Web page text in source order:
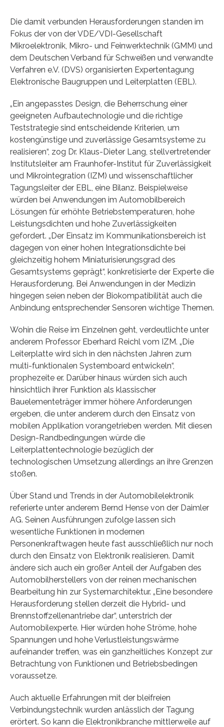
Die damit verbunden Herausforderungen standen im
Fokus der von der VDE/VDI-Gesellschaft
Mikroelektronik, Mikro- und Feinwerktechnik (GMM) und
dem Deutschen Verband für Schweißen und verwandte
Verfahren e.V. (DVS) organisierten Expertentagung
Elektronische Baugruppen und Leiterplatten (EBL).
„Ein angepasstes Design, die Beherrschung einer
geeigneten Aufbautechnologie und die richtige
Teststrategie sind entscheidende Kriterien, um
kostengünstige und zuverlässige Gesamtsysteme zu
realisieren“, zog Dr. Klaus-Dieter Lang, stellvertretender
Institutsleiter am Fraunhofer-Institut für Zuverlässigkeit
und Mikrointegration (IZM) und wissenschaftlicher
Tagungsleiter der EBL, eine Bilanz. Beispielweise
würden bei Anwendungen im Automobilbereich
Lösungen für erhöhte Betriebstemperaturen, hohe
Leistungsdichten und hohe Zuverlässigkeiten
gefordert. „Der Einsatz im Kommunikationsbereich ist
dagegen von einer hohen Integrationsdichte bei
gleichzeitig hohem Miniaturisierungsgrad des
Gesamtsystems geprägt“, konkretisierte der Experte die
Herausforderung. Bei Anwendungen in der Medizin
hingegen seien neben der Biokompatibilität auch die
Anbindung entsprechender Sensoren wichtige Themen.
Wohin die Reise im Einzelnen geht, verdeutlichte unter
anderem Professor Eberhard Reichl vom IZM. „Die
Leiterplatte wird sich in den nächsten Jahren zum
multi-funktionalen Systemboard entwickeln“,
prophezeite er. Darüber hinaus würden sich auch
hinsichtlich ihrer Funktion als klassischer
Bauelementeträger immer höhere Anforderungen
ergeben, die unter anderem durch den Einsatz von
mobilen Applikation vorangetrieben werden. Mit diesen
Design-Randbedingungen würde die
Leiterplattentechnologie bezüglich der
technologischen Umsetzung allerdings an ihre Grenzen
stoßen.
Über Stand und Trends in der Automobilelektronik
referierte unter anderem Bernd Hense von der Daimler
AG. Seinen Ausführungen zufolge lassen sich
wesentliche Funktionen in modernen
Personenkraftwagen heute fast ausschließlich nur noch
durch den Einsatz von Elektronik realisieren. Damit
ändere sich auch ein großer Anteil der Aufgaben des
Automobilherstellers von der reinen mechanischen
Bearbeitung hin zur Systemarchitektur. „Eine besondere
Herausforderung stellen derzeit die Hybrid- und
Brennstoffzellenantriebe dar“, unterstrich der
Automobilexperte. Hier würden hohe Ströme, hohe
Spannungen und hohe Verlustleistungswärme
aufeinander treffen, was ein ganzheitliches Konzept zur
Betrachtung von Funktionen und Betriebsbedingen
voraussetze.
Auch aktuelle Erfahrungen mit der bleifreien
Verbindungstechnik wurden anlässlich der Tagung
erörtert. So kann die Elektronikbranche mittlerweile auf